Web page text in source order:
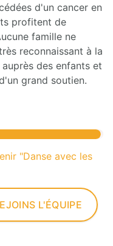
d'un cancer en
profitent de
famille ne
reconnaissant à la
des enfants et
grand soutien.
"Danse avec les
L'ÉQUIPE